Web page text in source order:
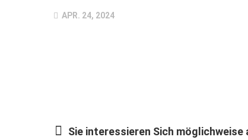
APR. 24, 2024
Sie interessieren Sich möglichweise